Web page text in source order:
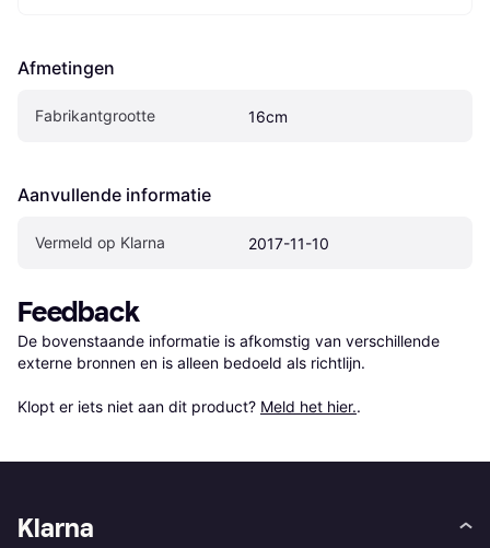
Afmetingen
Fabrikantgrootte 16cm
Aanvullende informatie
Vermeld op Klarna 2017-11-10
Feedback
De bovenstaande informatie is afkomstig van verschillende
externe bronnen en is alleen bedoeld als richtlijn.
Klopt er iets niet aan dit product? Meld het hier..
Klarna